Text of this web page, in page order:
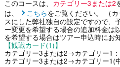
このコースは、 カテゴリー3または2
は、
こちらをご覧ください。 （
スにした弊社独自の設定ですので、
ー変更を希望する場合の追加料金は
を希望する場合はツアー申込時にお
【観戦カード(1)】
カテゴリー3または2→カテゴリー1
カテゴリー3または2→カテゴリー1(